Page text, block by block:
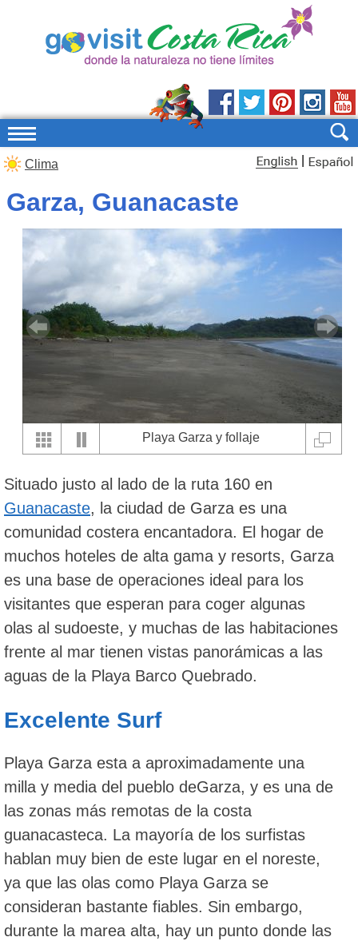
Clima
Garza, Guanacaste
Playa Garza y follaje
Situado justo al lado de la ruta 160 en
Guanacaste, la ciudad de Garza es una
comunidad costera encantadora. El hogar de
muchos hoteles de alta gama y resorts, Garza
es una base de operaciones ideal para los
visitantes que esperan para coger algunas
olas al sudoeste, y muchas de las habitaciones
frente al mar tienen vistas panorámicas a las
aguas de la Playa Barco Quebrado.
Excelente Surf
Playa Garza esta a aproximadamente una
milla y media del pueblo deGarza, y es una de
las zonas más remotas de la costa
guanacasteca. La mayoría de los surfistas
hablan muy bien de este lugar en el noreste,
ya que las olas como Playa Garza se
consideran bastante fiables. Sin embargo,
durante la marea alta, hay un punto donde las